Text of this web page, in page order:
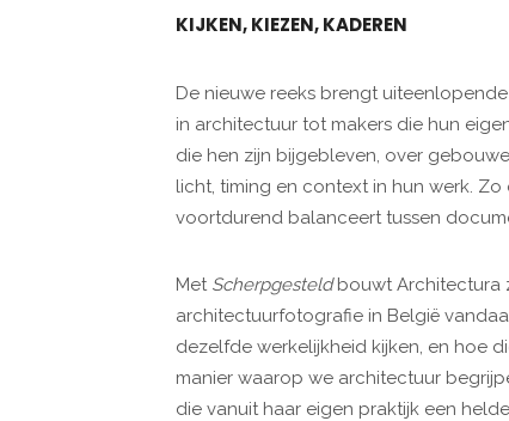
KIJKEN, KIEZEN, KADEREN
De nieuwe reeks brengt
in architectuur tot makers die hun
die hen zijn bijgebleven, over
licht, timing en context in hun werk.
voortdurend balanceert tussen
Met Scherpgesteldbouwt Architectura
architectuurfotografie in België
dezelfde werkelijkheid kijken, en hoe
manier waarop we architectuur
die vanuit haar eigen praktijk een